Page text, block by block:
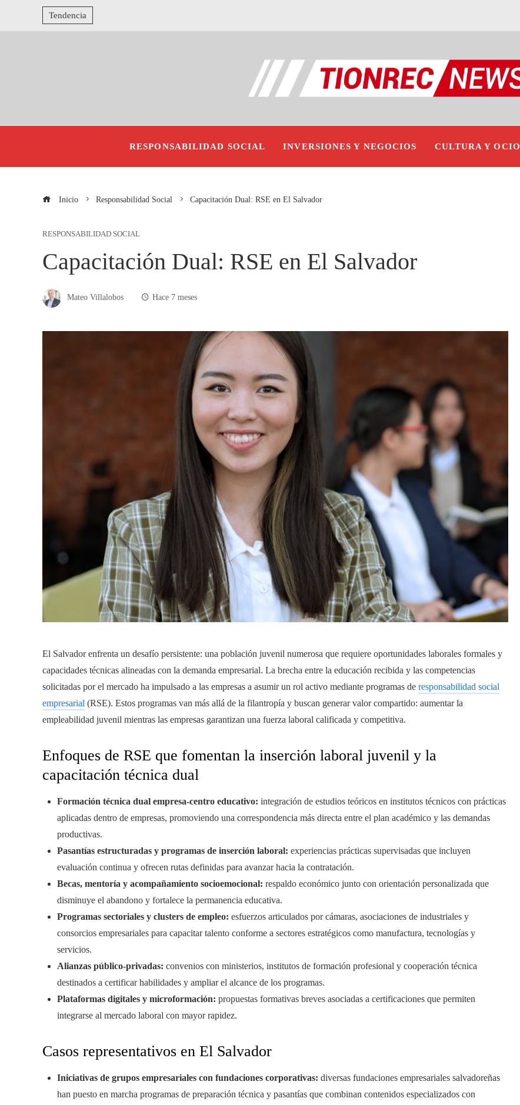
Tendencia
RESPONSABILIDAD SOCIAL INVERSIONES Y NEGOCIOS CULTURA Y OCIO
Inicio Responsabilidad Social Capacitación Dual: RSE en El Salvador
RESPONSABILIDAD SOCIAL
Capacitación Dual: RSE en El Salvador
Mateo Villalobos Hace 7 meses
El Salvador enfrenta un desafío persistente: una población juvenil numerosa que requiere oportunidades laborales formales y
capacidades técnicas alineadas con la demanda empresarial. La brecha entre la educación recibida y las competencias
solicitadas por el mercado ha impulsado a las empresas a asumir un rol activo mediante programas de responsabilidad social
empresarial (RSE). Estos programas van más allá de la filantropía y buscan generar valor compartido: aumentar la
empleabilidad juvenil mientras las empresas garantizan una fuerza laboral calificada y competitiva.
Enfoques de RSE que fomentan la inserción laboral juvenil y la
capacitación técnica dual
Formación técnica dual empresa-centro educativo: integración de estudios teóricos en institutos técnicos con prácticas
aplicadas dentro de empresas, promoviendo una correspondencia más directa entre el plan académico y las demandas
productivas.
Pasantías estructuradas y programas de inserción laboral: experiencias prácticas supervisadas que incluyen
evaluación continua y ofrecen rutas definidas para avanzar hacia la contratación.
Becas, mentoría y acompañamiento socioemocional: respaldo económico junto con orientación personalizada que
disminuye el abandono y fortalece la permanencia educativa.
Programas sectoriales y clusters de empleo: esfuerzos articulados por cámaras, asociaciones de industriales y
consorcios empresariales para capacitar talento conforme a sectores estratégicos como manufactura, tecnologías y
servicios.
Alianzas público-privadas: convenios con ministerios, institutos de formación profesional y cooperación técnica
destinados a certificar habilidades y ampliar el alcance de los programas.
Plataformas digitales y microformación: propuestas formativas breves asociadas a certificaciones que permiten
integrarse al mercado laboral con mayor rapidez.
Casos representativos en El Salvador
Iniciativas de grupos empresariales con fundaciones corporativas: diversas fundaciones empresariales salvadoreñas
han puesto en marcha programas de preparación técnica y pasantías que combinan contenidos especializados con